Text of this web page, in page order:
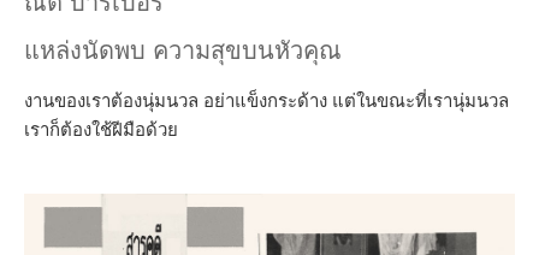
แหล่งนัดพบ ความสุขบนหัวคุณ
งานของเราต้องนุ่มนวล อย่าแข็งกระด้าง แต่ในขณะที่เรานุ่มนวล
เราก็ต้องใช้ฝีมือด้วย